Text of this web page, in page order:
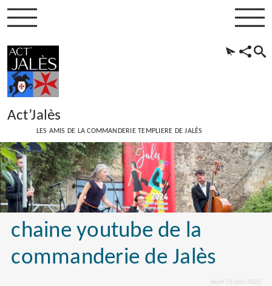
Act’Jalès
LES AMIS DE LA COMMANDERIE TEMPLIERE DE JALÈS
chaine youtube de la
commanderie de Jalès
Jeudi 26 juin 2025